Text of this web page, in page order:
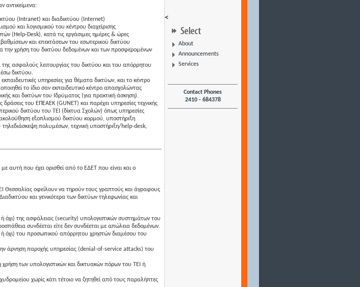
αντικείμενα:
(Intranet) και διαδικτύου (Internet)
και λογισμικού του κέντρου διαχείρισης
(Help-Desk), κατά τις εργάσιμες ημέρες & ώρες
και επεκτάσεων του εσωτερικού δικτύου
την χρήση του δικτύου δεδομένων και των προσφερομένων
της ασφαλούς λειτουργίας του δικτύου και του απόρρητου
δικτύου.
υπηρεσίες για θέματα δικτύων, και το κέντρο
το ίδιο σαν εκπαιδευτικό κέντρο απασχολώντας
και δικτύων του Ιδρύματος (για πρακτική άσκηση).
δράσεις του ΕΠΕΑΕΚ (GUNET) και παρέχει υπηρεσίες τεχνικής
δικτύου του ΤΕΙ (δίκτυα Σχολών) όπως υπηρεσίες
εξοπλισμού δικτύου κορμού, υποστήριξη
πολυμέσων, τεχνική υποστήριξη/help-desk,
αυτή που έχει ορισθεί από το ΕΔΕΤ που είναι και ο
Θεσσαλίας οφείλουν να τηρούν τους γραπτούς και άγραφους
και γενικότερα των δικτύων τηλεφωνίας και
όχι) της ασφάλειας (security) υπολογιστικών συστημάτων του
συνδέεται είτε δεν συνδέεται με απώλεια δεδομένων.
όχι) του προσωπικού απόρρητου χρηστών διαμέσου του
άρνηση παροχής υπηρεσίας (denial-of-service attacks) του
των υπολογιστικών και δικτυακών πόρων του ΤΕΙ ή
χωρίς κάτι τέτοιο να ζητηθεί από τους παραλήπτες
<
About
Announcements
Services
Contact Phones
2410 - 684378